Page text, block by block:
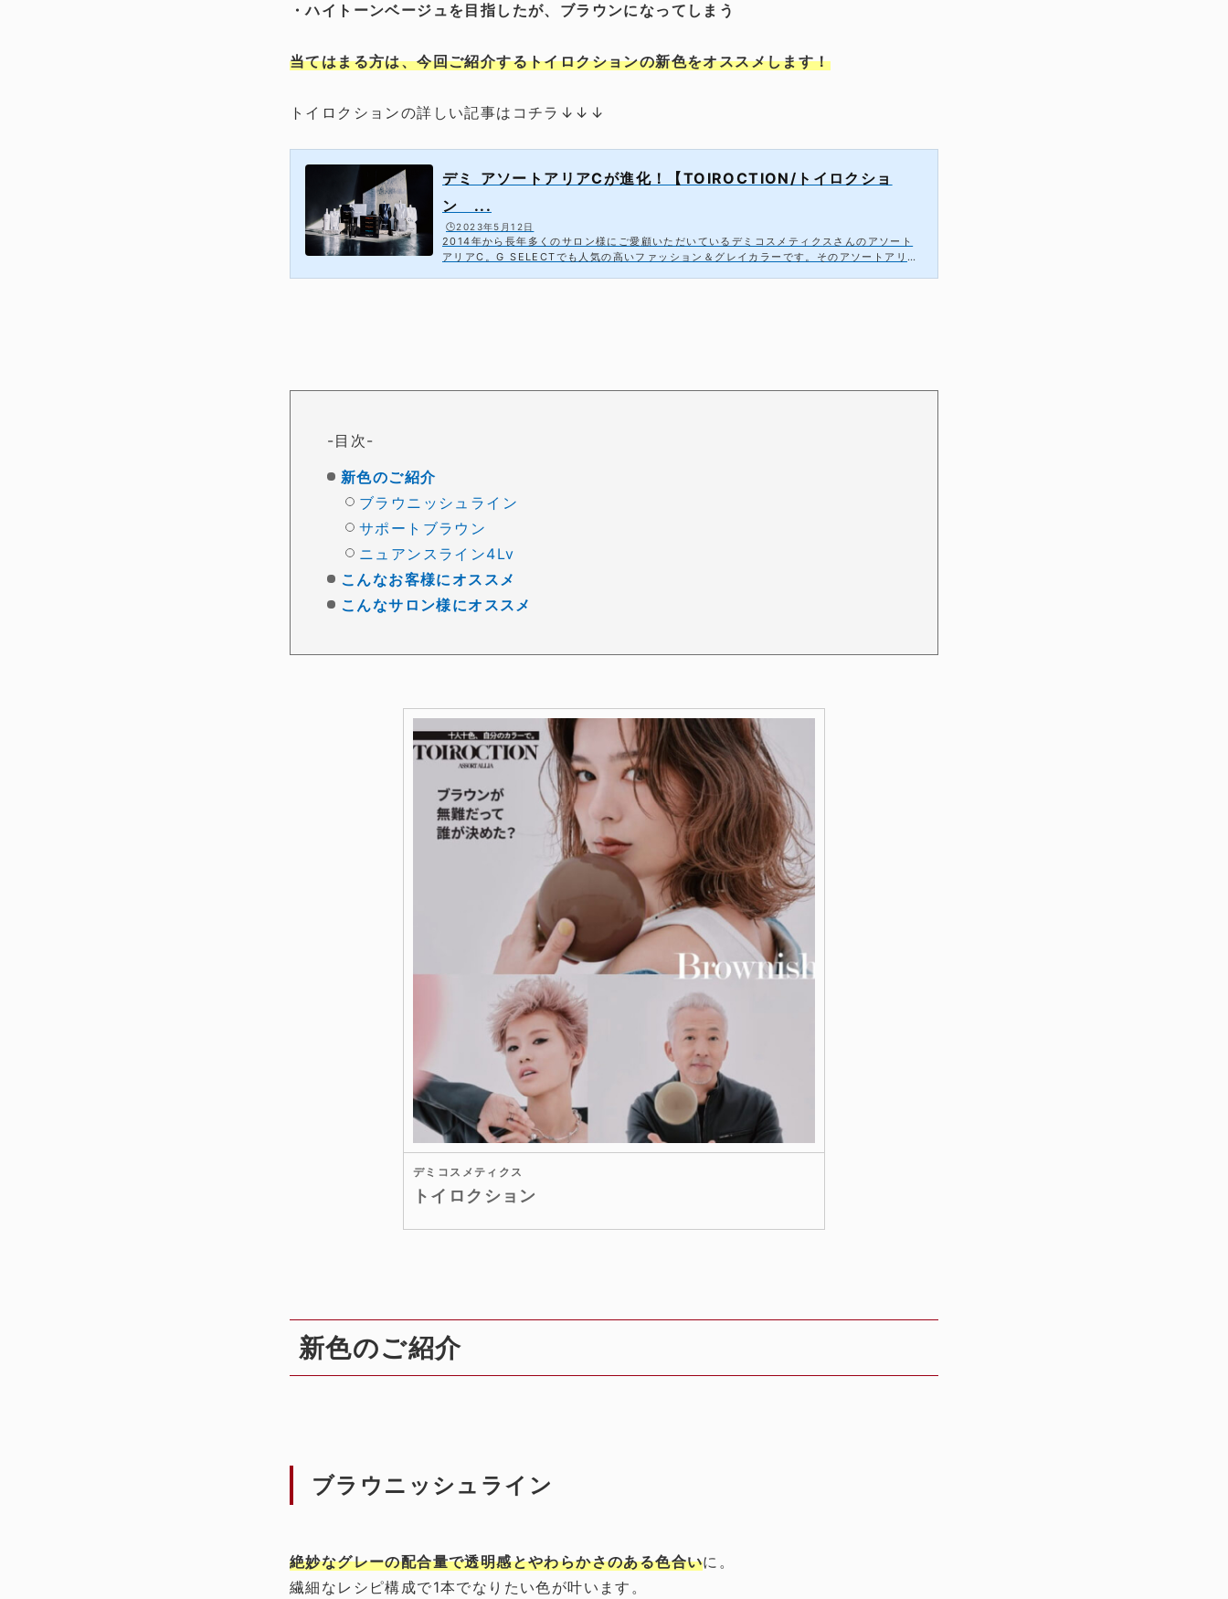
・ハイトーンベージュを目指したが、ブラウンになってしまう
当てはまる方は、今回ご紹介するトイロクションの新色をオススメします！
トイロクションの詳しい記事はコチラ↓↓↓
デミ アソートアリアCが進化！【TOIROCTION/トイロクショ
ン ...
🕒️2023年5月12日
2014年から長年多くのサロン様にご愛顧いただいているデミコスメティクスさんのアソート
アリアC。G SELECTでも人気の高いファッション＆グレイカラーです。そのアソートアリア
目次
新色のご紹介
ブラウニッシュライン
サポートブラウン
ニュアンスライン4Lv
こんなお客様にオススメ
こんなサロン様にオススメ
デミコスメティクス
トイロクション
新色のご紹介
ブラウニッシュライン
絶妙なグレーの配合量で透明感とやわらかさのある色合いに。
繊細なレシピ構成で1本でなりたい色が叶います。